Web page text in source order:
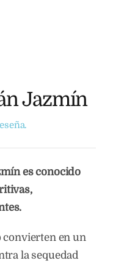
Jazmín
es conocido
convierten en un
la sequedad